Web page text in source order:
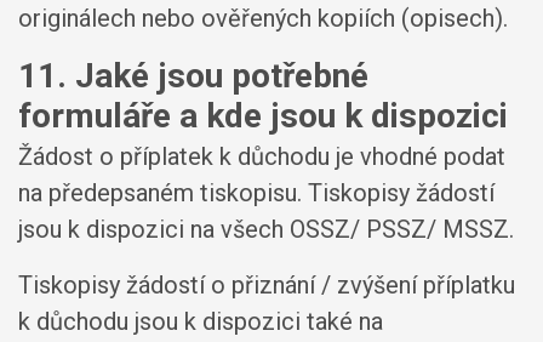
originálech nebo ověřených kopiích (opisech).
11. Jaké jsou potřebné
formuláře a kde jsou k dispozici
Žádost o příplatek k důchodu je vhodné podat
na předepsaném tiskopisu. Tiskopisy žádostí
jsou k dispozici na všech OSSZ/ PSSZ/ MSSZ.
Tiskopisy žádostí o přiznání / zvýšení příplatku
k důchodu jsou k dispozici také na